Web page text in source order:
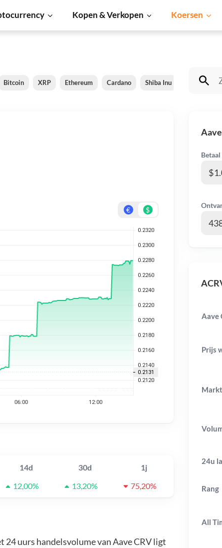
Kopen & Verkopen Koersen
Bitcoin XRP Ethereum Cardano Shiba Inu Dogecoin
€ $
14d 30d
1j
12,00% 13,20% 75,20%
24 uurs handelsvolume van Aave CRV ligt
Aave
Prijs
24u
Rang
All